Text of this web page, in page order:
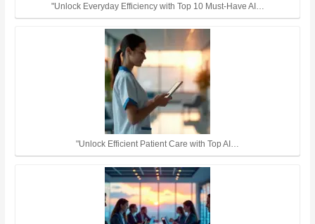
"Unlock Everyday Efficiency with Top 10 Must-Have AI…
"Unlock Efficient Patient Care with Top AI…